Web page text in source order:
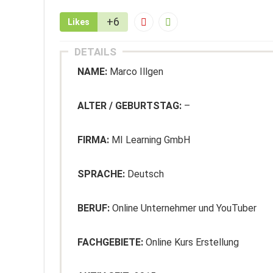
Likes +6
DETAILS
NAME: Marco Illgen
ALTER / GEBURTSTAG: –
FIRMA: MI Learning GmbH
SPRACHE: Deutsch
BERUF: Online Unternehmer und YouTuber
FACHGEBIETE: Online Kurs Erstellung